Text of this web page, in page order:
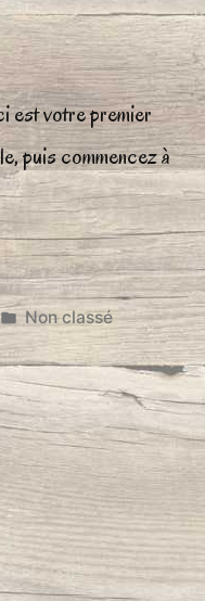
!
est votre premier
puis commencez à
Publié
dans
Non classé